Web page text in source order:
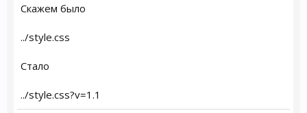
Скажем было
../style.css
Стало
../style.css?v=1.1